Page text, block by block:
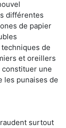
différentes
de papier
de
et oreillers
une
les punaises de
surtout